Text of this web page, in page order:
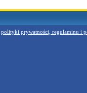
polityki prywatności, regulaminu i